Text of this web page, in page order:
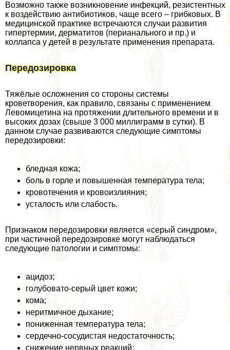
Возможно также возникновение инфекций, резистентных
к воздействию антибиотиков, чаще всего – грибковых. В
медицинской пpaктике встречаются случаи развития
гипертермии, дерматитов (периaнaльного и пр.) и
коллапса у детей в результате применения препарата.
Передозировка
Тяжёлые осложнения со стороны системы
кроветворения, как правило, связаны с применением
Левомицетина на протяжении длительного времени и в
высоких дозах (свыше 3 000 миллиграмм в сутки). В
данном случае развиваются следующие симптомы
передозировки:
бледная кожа;
боль в горле и повышенная температура тела;
кровотечения и кровоизлияния;
усталость или слабость.
Признаком передозировки является «серый синдром»,
при частичной передозировке могут наблюдаться
следующие патологии и симптомы:
ацидоз;
гoлyбовато-серый цвет кожи;
кома;
неритмичное дыхание;
пониженная температура тела;
сердечно-сосудистая недостаточность;
снижение нервных реакций;